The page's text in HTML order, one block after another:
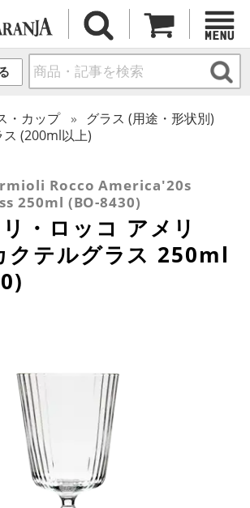
・カップ
グラス (用途・形状別)
ス (200ml以上)
(全サイズ)Rocco America'20s
250ml (BO-8430)
・ロッコ アメリ
クテルグラス 250ml